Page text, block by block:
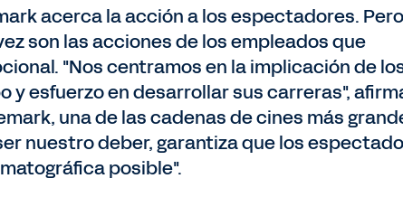
acerca la acción a los espectadores.
son las acciones de los empleados que
"Nos centramos en la implicación de
esfuerzo en desarrollar sus carreras",
una de las cadenas de cines más
nuestro deber, garantiza que los
posible".